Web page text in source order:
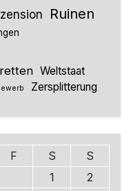
Ruinen
Weltstaat
Zersplitterung
F S
S
1
2